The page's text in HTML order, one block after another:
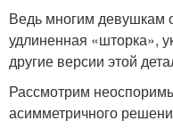
Ведь многим девушкам
удлиненная «шторка»,
другие версии этой
Рассмотрим
асимметричного